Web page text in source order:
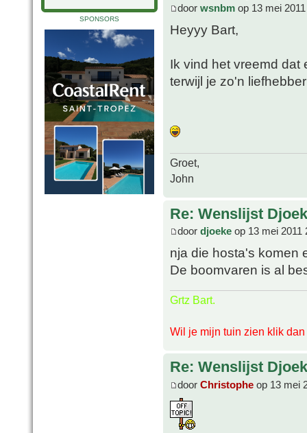
SPONSORS
door wsnbm op 13 mei
Heyyy Bart,
Ik vind het vreemd dat
terwijl je zo'n
Groet,
John
Re: Wenslijst
door djoeke op 13 mei 2011
nja die hosta's komen
De boomvaren is al
Grtz Bart.
Wil je mijn tuin zien klik dan
Re: Wenslijst
door Christophe op 13 mei